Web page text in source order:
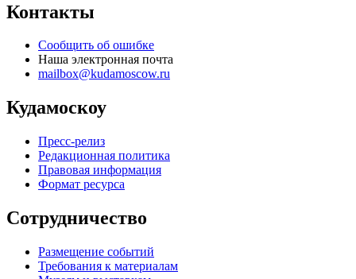
Контакты
Сообщить об ошибке
Наша электронная почта
mailbox@kudamoscow.ru
Кудамоскоу
Пресс-релиз
Редакционная политика
Правовая информация
Формат ресурса
Сотрудничество
Размещение событий
Требования к материалам